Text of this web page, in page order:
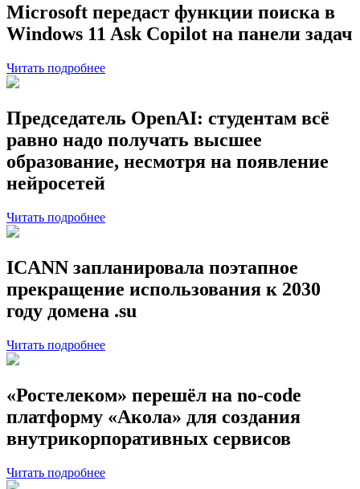
Microsoft передаст функции поиска в
Windows 11 Ask Copilot на панели задач
Читать подробнее
Председатель OpenAI: студентам всё
равно надо получать высшее
образование, несмотря на появление
нейросетей
Читать подробнее
ICANN запланировала поэтапное
прекращение использования к 2030
году домена .su
Читать подробнее
«Ростелеком» перешёл на no-code
платформу «Акола» для создания
внутрикорпоративных сервисов
Читать подробнее